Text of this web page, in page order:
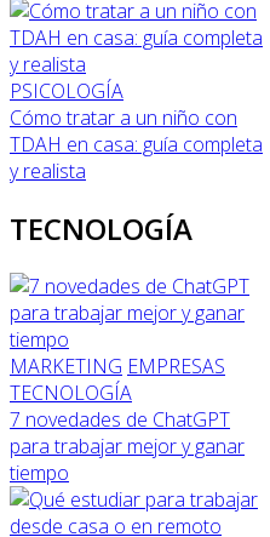
PSICOLOGÍA
Cómo tratar a un niño con
TDAH en casa: guía completa
y realista
TECNOLOGÍA
MARKETING EMPRESAS
TECNOLOGÍA
7 novedades de ChatGPT
para trabajar mejor y ganar
tiempo